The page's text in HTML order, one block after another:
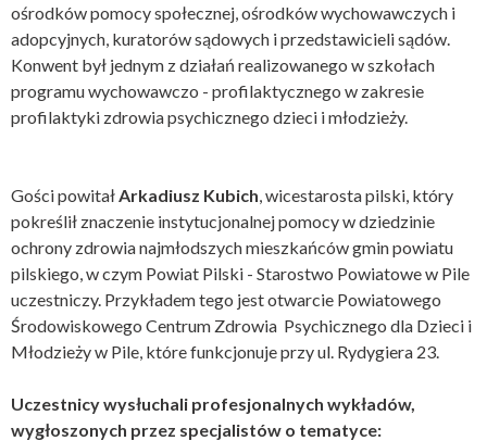
ośrodków pomocy społecznej, ośrodków wychowawczych i
adopcyjnych, kuratorów sądowych i przedstawicieli sądów.
Konwent był jednym z działań realizowanego w szkołach
programu wychowawczo - profilaktycznego w zakresie
profilaktyki zdrowia psychicznego dzieci i młodzieży.
Gości powitałArkadiusz Kubich, wicestarosta pilski, który
pokreślił znaczenie instytucjonalnej pomocy w dziedzinie
ochrony zdrowia najmłodszych mieszkańców gmin powiatu
pilskiego, w czym Powiat Pilski - Starostwo Powiatowe w Pile
uczestniczy. Przykładem tego jest otwarcie Powiatowego
Środowiskowego Centrum Zdrowia Psychicznego dla Dzieci i
Młodzieży w Pile, które funkcjonuje przy ul. Rydygiera 23.
Uczestnicy wysłuchali profesjonalnych wykładów,
wygłoszonych przez specjalistów o tematyce: